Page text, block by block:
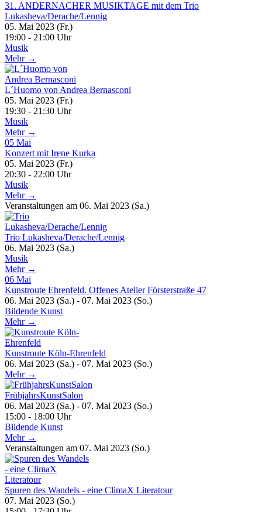
31. ANDERNACHER MUSIKTAGE mit dem Trio
Lukasheva/Derache/Lennig
05. Mai 2023 (Fr.)
19:00 - 21:00 Uhr
Musik
Mehr →
L´Huomo von Andrea Bernasconi
05. Mai 2023 (Fr.)
19:30 - 21:30 Uhr
Musik
Mehr →
05 Mai
Konzert mit Irene Kurka
05. Mai 2023 (Fr.)
20:30 - 22:00 Uhr
Musik
Mehr →
Veranstaltungen am 06. Mai 2023 (Sa.)
Trio Lukasheva/Derache/Lennig
06. Mai 2023 (Sa.)
Musik
Mehr →
06 Mai
Kunstroute Ehrenfeld. Offenes Atelier Försterstraße 47
06. Mai 2023 (Sa.) - 07. Mai 2023 (So.)
Bildende Kunst
Mehr →
Kunstroute Köln-Ehrenfeld
06. Mai 2023 (Sa.) - 07. Mai 2023 (So.)
Mehr →
FrühjahrsKunstSalon
06. Mai 2023 (Sa.) - 07. Mai 2023 (So.)
15:00 - 18:00 Uhr
Bildende Kunst
Mehr →
Veranstaltungen am 07. Mai 2023 (So.)
Spuren des Wandels - eine ClimaX Literatour
07. Mai 2023 (So.)